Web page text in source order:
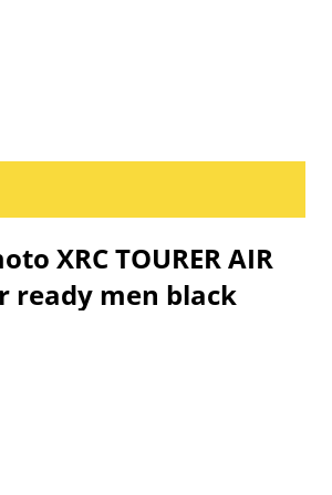
XRC TOURER AIR
ready men black